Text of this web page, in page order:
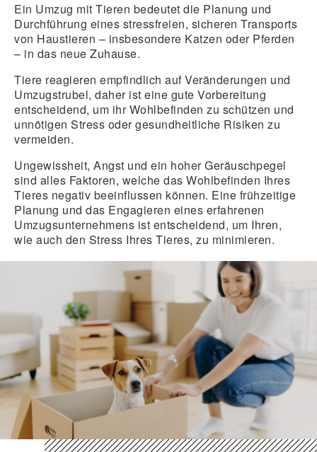
Ein Umzug mit Tieren bedeutet die Planung und
Durchführung eines stressfreien, sicheren Transports
von Haustieren – insbesondere Katzen oder Pferden
– in das neue Zuhause.
Tiere reagieren empfindlich auf Veränderungen und
Umzugstrubel, daher ist eine gute Vorbereitung
entscheidend, um ihr Wohlbefinden zu schützen und
unnötigen Stress oder gesundheitliche Risiken zu
vermeiden.
Ungewissheit, Angst und ein hoher Geräuschpegel
sind alles Faktoren, welche das Wohlbefinden Ihres
Tieres negativ beeinflussen können. Eine frühzeitige
Planung und das Engagieren eines erfahrenen
Umzugsunternehmens ist entscheidend, um Ihren,
wie auch den Stress Ihres Tieres, zu minimieren.